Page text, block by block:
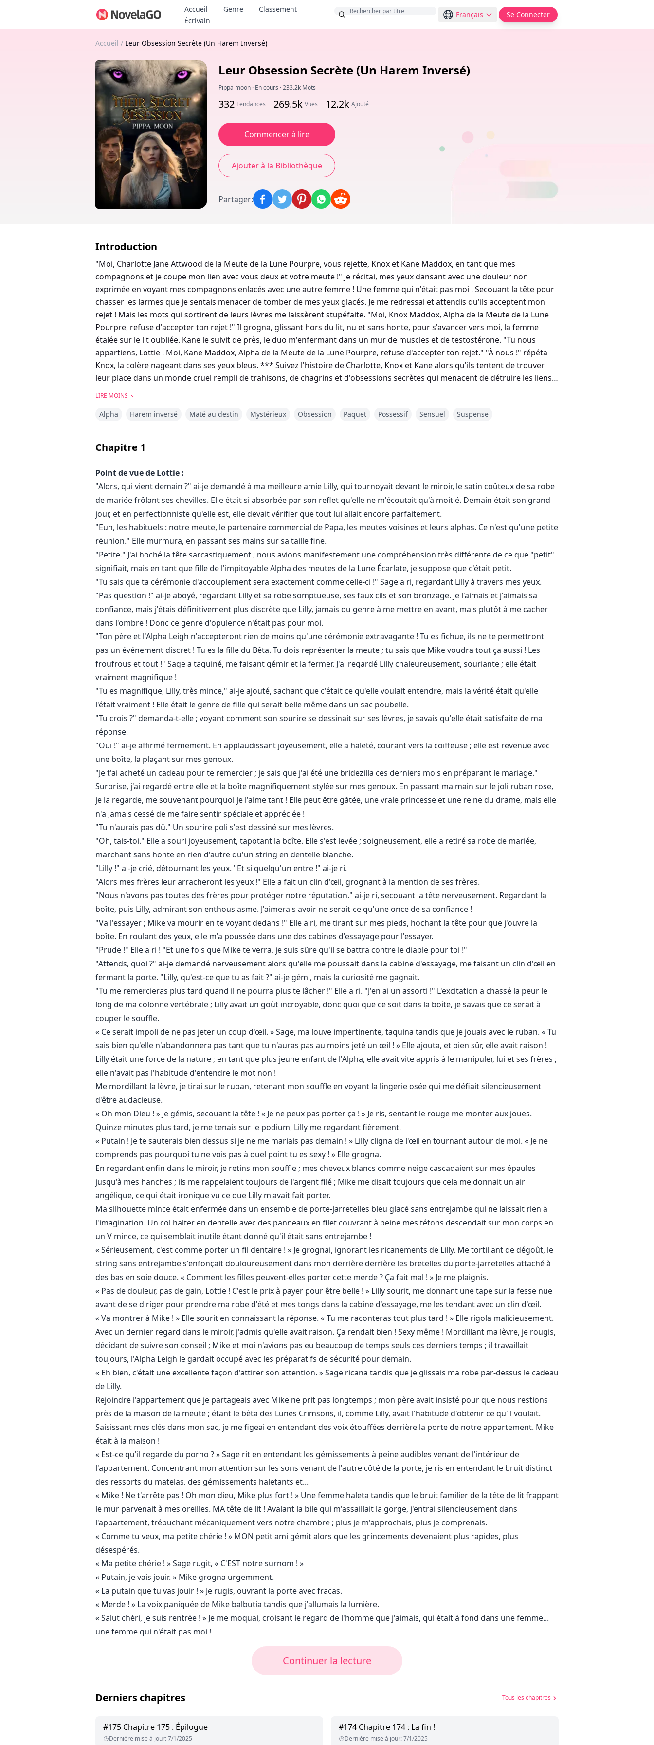
Accueil Genre
Classement
Écrivain
Bonus Français Se Connecter
Accueil / Leur Obsession Secrète (Un Harem Inversé)
Leur Obsession Secrète (Un Harem Inversé)
Pippa moon · En cours ·233.2k Mots
332 Tendances 269.5k Vues 12.2k Ajouté
Commencer à lire
Ajouter à la Bibliothèque
Partager:
Introduction
"Moi, Charlotte Jane Attwood de la Meute de la Lune Pourpre, vous rejette, Knox et Kane Maddox, en tant que mes
compagnons et je coupe mon lien avec vous deux et votre meute !" Je récitai, mes yeux dansant avec une douleur non
exprimée en voyant mes compagnons enlacés avec une autre femme ! Une femme qui n'était pas moi ! Secouant la tête pour
chasser les larmes que je sentais menacer de tomber de mes yeux glacés. Je me redressai et attendis qu'ils acceptent mon
rejet ! Mais les mots qui sortirent de leurs lèvres me laissèrent stupéfaite. "Moi, Knox Maddox, Alpha de la Meute de la Lune
Pourpre, refuse d'accepter ton rejet !" Il grogna, glissant hors du lit, nu et sans honte, pour s'avancer vers moi, la femme
étalée sur le lit oubliée. Kane le suivit de près, le duo m'enfermant dans un mur de muscles et de testostérone. "Tu nous
appartiens, Lottie ! Moi, Kane Maddox, Alpha de la Meute de la Lune Pourpre, refuse d'accepter ton rejet." "À nous !" répéta
Knox, la colère nageant dans ses yeux bleus. *** Suivez l'histoire de Charlotte, Knox et Kane alors qu'ils tentent de trouver
leur place dans un monde cruel rempli de trahisons, de chagrins et d'obsessions secrètes qui menacent de détruire les liens
LIRE MOINS
Alpha Harem inversé Maté au destin Mystérieux Obsession Paquet Possessif Sensuel Suspense
Chapitre 1
Point de vue de Lottie :
"Alors, qui vient demain ?" ai-je demandé à ma meilleure amie Lilly, qui tournoyait devant le miroir, le satin coûteux de sa robe
de mariée frôlant ses chevilles. Elle était si absorbée par son reflet qu'elle ne m'écoutait qu'à moitié. Demain était son grand
jour, et en perfectionniste qu'elle est, elle devait vérifier que tout lui allait encore parfaitement.
"Euh, les habituels : notre meute, le partenaire commercial de Papa, les meutes voisines et leurs alphas. Ce n'est qu'une petite
réunion." Elle murmura, en passant ses mains sur sa taille fine.
"Petite." J'ai hoché la tête sarcastiquement ; nous avions manifestement une compréhension très différente de ce que "petit"
signifiait, mais en tant que fille de l'impitoyable Alpha des meutes de la Lune Écarlate, je suppose que c'était petit.
"Tu sais que ta cérémonie d'accouplement sera exactement comme celle-ci !" Sage a ri, regardant Lilly à travers mes yeux.
"Pas question !" ai-je aboyé, regardant Lilly et sa robe somptueuse, ses faux cils et son bronzage. Je l'aimais et j'aimais sa
confiance, mais j'étais définitivement plus discrète que Lilly, jamais du genre à me mettre en avant, mais plutôt à me cacher
dans l'ombre ! Donc ce genre d'opulence n'était pas pour moi.
"Ton père et l'Alpha Leigh n'accepteront rien de moins qu'une cérémonie extravagante ! Tu es fichue, ils ne te permettront
pas un événement discret ! Tu es la fille du Bêta. Tu dois représenter la meute ; tu sais que Mike voudra tout ça aussi ! Les
froufrous et tout !" Sage a taquiné, me faisant gémir et la fermer. J'ai regardé Lilly chaleureusement, souriante ; elle était
vraiment magnifique !
"Tu es magnifique, Lilly, très mince," ai-je ajouté, sachant que c'était ce qu'elle voulait entendre, mais la vérité était qu'elle
l'était vraiment ! Elle était le genre de fille qui serait belle même dans un sac poubelle.
"Tu crois ?" demanda-t-elle ; voyant comment son sourire se dessinait sur ses lèvres, je savais qu'elle était satisfaite de ma
réponse.
"Oui !" ai-je affirmé fermement. En applaudissant joyeusement, elle a haleté, courant vers la coiffeuse ; elle est revenue avec
une boîte, la plaçant sur mes genoux.
"Je t'ai acheté un cadeau pour te remercier ; je sais que j'ai été une bridezilla ces derniers mois en préparant le mariage."
Surprise, j'ai regardé entre elle et la boîte magnifiquement stylée sur mes genoux. En passant ma main sur le joli ruban rose,
je la regarde, me souvenant pourquoi je l'aime tant ! Elle peut être gâtée, une vraie princesse et une reine du drame, mais elle
n'a jamais cessé de me faire sentir spéciale et appréciée !
"Tu n'aurais pas dû." Un sourire poli s'est dessiné sur mes lèvres.
"Oh, tais-toi." Elle a souri joyeusement, tapotant la boîte. Elle s'est levée ; soigneusement, elle a retiré sa robe de mariée,
marchant sans honte en rien d'autre qu'un string en dentelle blanche.
"Lilly !" ai-je crié, détournant les yeux. "Et si quelqu'un entre !" ai-je ri.
"Alors mes frères leur arracheront les yeux !" Elle a fait un clin d'œil, grognant à la mention de ses frères.
"Nous n'avons pas toutes des frères pour protéger notre réputation." ai-je ri, secouant la tête nerveusement. Regardant la
boîte, puis Lilly, admirant son enthousiasme. J'aimerais avoir ne serait-ce qu'une once de sa confiance !
"Va l'essayer ; Mike va mourir en te voyant dedans !" Elle a ri, me tirant sur mes pieds, hochant la tête pour que j'ouvre la
boîte. En roulant des yeux, elle m'a poussée dans une des cabines d'essayage pour l'essayer.
"Prude !" Elle a ri ! "Et une fois que Mike te verra, je suis sûre qu'il se battra contre le diable pour toi !"
"Attends, quoi ?" ai-je demandé nerveusement alors qu'elle me poussait dans la cabine d'essayage, me faisant un clin d'œil en
fermant la porte. "Lilly, qu'est-ce que tu as fait ?" ai-je gémi, mais la curiosité me gagnait.
"Tu me remercieras plus tard quand il ne pourra plus te lâcher !" Elle a ri. "J'en ai un assorti !" L'excitation a chassé la peur le
long de ma colonne vertébrale ; Lilly avait un goût incroyable, donc quoi que ce soit dans la boîte, je savais que ce serait à
couper le souffle.
« Ce serait impoli de ne pas jeter un coup d'œil. » Sage, ma louve impertinente, taquina tandis que je jouais avec le ruban. « Tu
sais bien qu'elle n'abandonnera pas tant que tu n'auras pas au moins jeté un œil ! » Elle ajouta, et bien sûr, elle avait raison !
Lilly était une force de la nature ; en tant que plus jeune enfant de l'Alpha, elle avait vite appris à le manipuler, lui et ses frères ;
elle n'avait pas l'habitude d'entendre le mot non !
Me mordillant la lèvre, je tirai sur le ruban, retenant mon souffle en voyant la lingerie osée qui me défiait silencieusement
d'être audacieuse.
« Oh mon Dieu ! » Je gémis, secouant la tête ! « Je ne peux pas porter ça ! » Je ris, sentant le rouge me monter aux joues.
Quinze minutes plus tard, je me tenais sur le podium, Lilly me regardant fièrement.
« Putain ! Je te sauterais bien dessus si je ne me mariais pas demain ! » Lilly cligna de l'œil en tournant autour de moi. « Je ne
comprends pas pourquoi tu ne vois pas à quel point tu es sexy ! » Elle grogna.
En regardant enfin dans le miroir, je retins mon souffle ; mes cheveux blancs comme neige cascadaient sur mes épaules
jusqu'à mes hanches ; ils me rappelaient toujours de l'argent filé ; Mike me disait toujours que cela me donnait un air
angélique, ce qui était ironique vu ce que Lilly m'avait fait porter.
Ma silhouette mince était enfermée dans un ensemble de porte-jarretelles bleu glacé sans entrejambe qui ne laissait rien à
l'imagination. Un col halter en dentelle avec des panneaux en filet couvrant à peine mes tétons descendait sur mon corps en
un V mince, ce qui semblait inutile étant donné qu'il était sans entrejambe !
« Sérieusement, c'est comme porter un fil dentaire ! » Je grognai, ignorant les ricanements de Lilly. Me tortillant de dégoût, le
string sans entrejambe s'enfonçait douloureusement dans mon derrière derrière les bretelles du porte-jarretelles attaché à
des bas en soie douce. « Comment les filles peuvent-elles porter cette merde ? Ça fait mal ! » Je me plaignis.
« Pas de douleur, pas de gain, Lottie ! C'est le prix à payer pour être belle ! » Lilly sourit, me donnant une tape sur la fesse nue
avant de se diriger pour prendre ma robe d'été et mes tongs dans la cabine d'essayage, me les tendant avec un clin d'œil.
« Va montrer à Mike ! » Elle sourit en connaissant la réponse. « Tu me raconteras tout plus tard ! » Elle rigola malicieusement.
Avec un dernier regard dans le miroir, j'admis qu'elle avait raison. Ça rendait bien ! Sexy même ! Mordillant ma lèvre, je rougis,
décidant de suivre son conseil ; Mike et moi n'avions pas eu beaucoup de temps seuls ces derniers temps ; il travaillait
toujours, l'Alpha Leigh le gardait occupé avec les préparatifs de sécurité pour demain.
« Eh bien, c'était une excellente façon d'attirer son attention. » Sage ricana tandis que je glissais ma robe par-dessus le cadeau
de Lilly.
Rejoindre l'appartement que je partageais avec Mike ne prit pas longtemps ; mon père avait insisté pour que nous restions
près de la maison de la meute ; étant le bêta des Lunes Crimsons, il, comme Lilly, avait l'habitude d'obtenir ce qu'il voulait.
Saisissant mes clés dans mon sac, je me figeai en entendant des voix étouffées derrière la porte de notre appartement. Mike
était à la maison !
« Est-ce qu'il regarde du porno ? » Sage rit en entendant les gémissements à peine audibles venant de l'intérieur de
l'appartement. Concentrant mon attention sur les sons venant de l'autre côté de la porte, je ris en entendant le bruit distinct
des ressorts du matelas, des gémissements haletants et...
« Mike ! Ne t'arrête pas ! Oh mon dieu, Mike plus fort ! » Une femme haleta tandis que le bruit familier de la tête de lit frappant
le mur parvenait à mes oreilles. MA tête de lit ! Avalant la bile qui m'assaillait la gorge, j'entrai silencieusement dans
l'appartement, trébuchant mécaniquement vers notre chambre ; plus je m'approchais, plus je comprenais.
« Comme tu veux, ma petite chérie ! » MON petit ami gémit alors que les grincements devenaient plus rapides, plus
désespérés.
« Ma petite chérie ! » Sage rugit, « C'EST notre surnom ! »
« Putain, je vais jouir. » Mike grogna urgemment.
« La putain que tu vas jouir ! » Je rugis, ouvrant la porte avec fracas.
« Merde ! » La voix paniquée de Mike balbutia tandis que j'allumais la lumière.
« Salut chéri, je suis rentrée ! » Je me moquai, croisant le regard de l'homme que j'aimais, qui était à fond dans une femme...
une femme qui n'était pas moi !
Continuer la lecture
Derniers chapitres Tous les chapitres
#175 Chapitre 175 : Épilogue
Dernière mise à jour:7/1/2025
#174 Chapitre 174 : La fin !
Dernière mise à jour:7/1/2025